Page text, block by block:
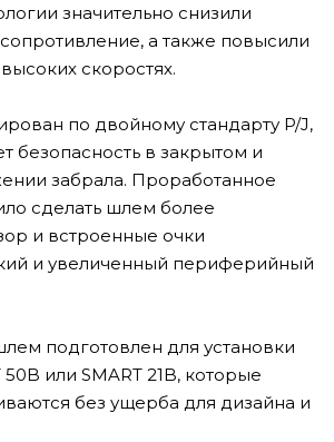
значительно снизили
а также повысили
скоростях.
по двойному стандарту P/J,
безопасность в закрытом и
забрала. Проработанное
сделать шлем более
и встроенные очки
и увеличенный периферийный
подготовлен для установки
50B или SMART 21B, которые
без ущерба для дизайна и